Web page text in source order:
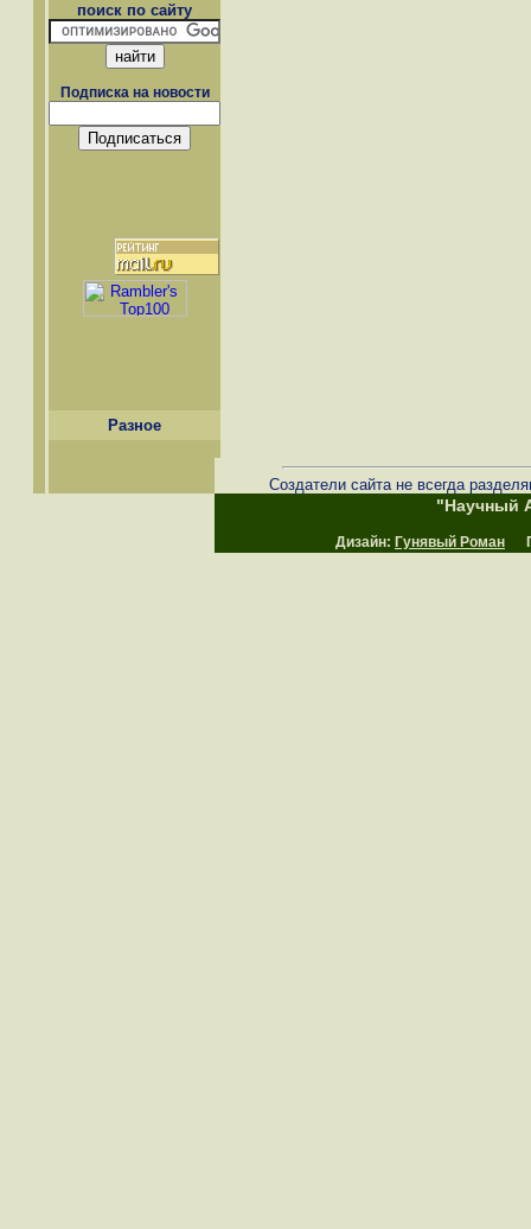
поиск по сайту
Подписка на новости
Разное
Создатели сайта не всегда
"Научный
Дизайн: Гунявый Роман